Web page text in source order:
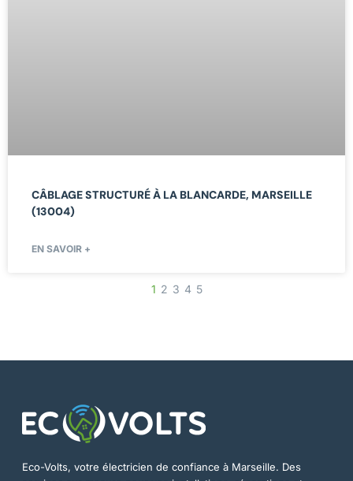
CÂBLAGE STRUCTURÉ À LA BLANCARDE, MARSEILLE
(13004)
EN SAVOIR +
1 2 3 4 5
Eco-Volts, votre électricien de confiance à Marseille. Des